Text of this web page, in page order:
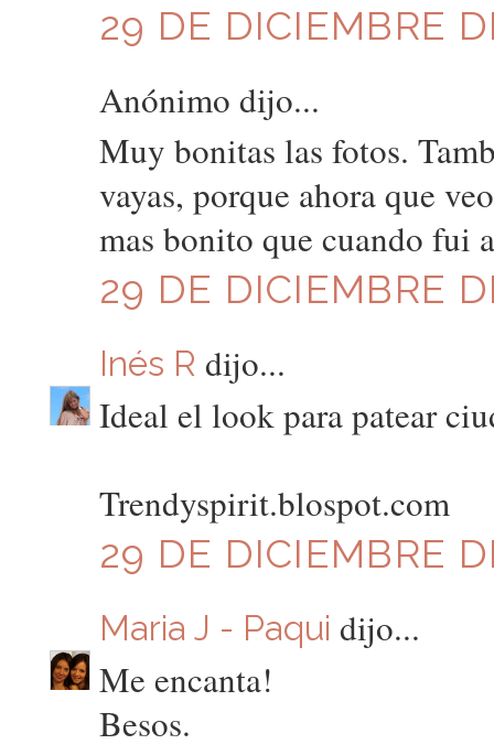
29 DE DICIEMBRE
Anónimo dijo...
Muy bonitas las fotos.
vayas, porque ahora que
mas bonito que cuando fui
29 DE DICIEMBRE
Inés R dijo...
Ideal el look para patear
Trendyspirit.blospot.com
29 DE DICIEMBRE
Maria J - Paqui dijo...
Me encanta!
Besos.